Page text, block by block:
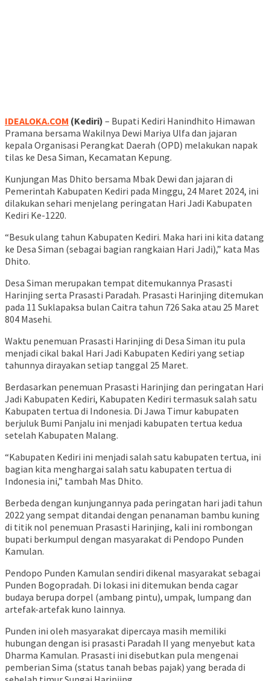
IDEALOKA.COM (Kediri) – Bupati Kediri Hanindhito Himawan
Pramana bersama Wakilnya Dewi Mariya Ulfa dan jajaran
kepala Organisasi Perangkat Daerah (OPD) melakukan napak
tilas ke Desa Siman, Kecamatan Kepung.
Kunjungan Mas Dhito bersama Mbak Dewi dan jajaran di
Pemerintah Kabupaten Kediri pada Minggu, 24 Maret 2024, ini
dilakukan sehari menjelang peringatan Hari Jadi Kabupaten
Kediri Ke-1220.
“Besuk ulang tahun Kabupaten Kediri. Maka hari ini kita datang
ke Desa Siman (sebagai bagian rangkaian Hari Jadi),” kata Mas
Dhito.
Desa Siman merupakan tempat ditemukannya Prasasti
Harinjing serta Prasasti Paradah. Prasasti Harinjing ditemukan
pada 11 Suklapaksa bulan Caitra tahun 726 Saka atau 25 Maret
804 Masehi.
Waktu penemuan Prasasti Harinjing di Desa Siman itu pula
menjadi cikal bakal Hari Jadi Kabupaten Kediri yang setiap
tahunnya dirayakan setiap tanggal 25 Maret.
Berdasarkan penemuan Prasasti Harinjing dan peringatan Hari
Jadi Kabupaten Kediri, Kabupaten Kediri termasuk salah satu
Kabupaten tertua di Indonesia. Di Jawa Timur kabupaten
berjuluk Bumi Panjalu ini menjadi kabupaten tertua kedua
setelah Kabupaten Malang.
“Kabupaten Kediri ini menjadi salah satu kabupaten tertua, ini
bagian kita menghargai salah satu kabupaten tertua di
Indonesia ini,” tambah Mas Dhito.
Berbeda dengan kunjungannya pada peringatan hari jadi tahun
2022 yang sempat ditandai dengan penanaman bambu kuning
di titik nol penemuan Prasasti Harinjing, kali ini rombongan
bupati berkumpul dengan masyarakat di Pendopo Punden
Kamulan.
Pendopo Punden Kamulan sendiri dikenal masyarakat sebagai
Punden Bogopradah. Di lokasi ini ditemukan benda cagar
budaya berupa dorpel (ambang pintu), umpak, lumpang dan
artefak-artefak kuno lainnya.
Punden ini oleh masyarakat dipercaya masih memiliki
hubungan dengan isi prasasti Paradah II yang menyebut kata
Dharma Kamulan. Prasasti ini disebutkan pula mengenai
pemberian Sima (status tanah bebas pajak) yang berada di